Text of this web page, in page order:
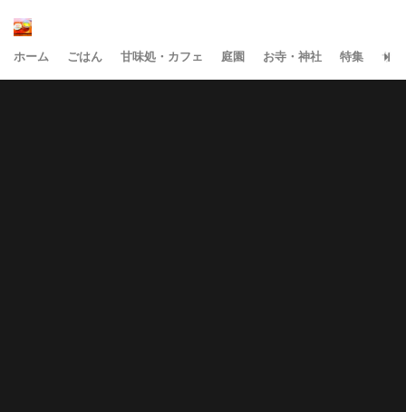
ホーム ごはん 甘味処・カフェ 庭園 お寺・神社 特集 サ